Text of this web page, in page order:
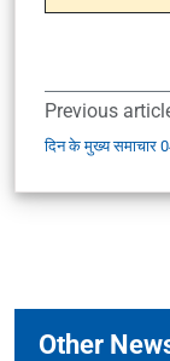
Previous
दिन के मुख्य समाचार
Other